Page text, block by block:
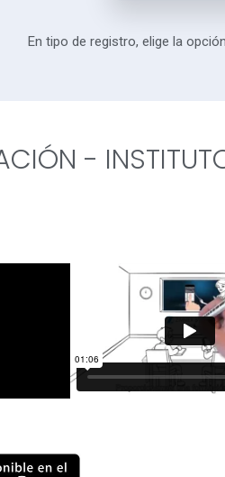
En tipo de registro, elige la
-